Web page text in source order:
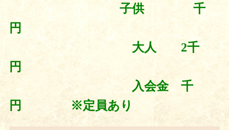
子供 千
円
大人 2千
円
入会金 千
円 ※定員あり